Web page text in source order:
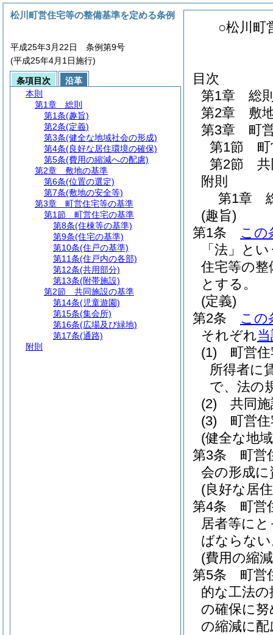
○松川町
目次
第1章
総
第2章
敷
第3章
町
第1節
第2節
附則
第1章
(趣旨)
第1条
この
「法」と
住宅等の
とする。
(定義)
第2条
この
それぞれ
(1)
町営
所得者に
で、法の
(2)
共同
(3)
町営
(健全な地
第3条
町営
会の形成
(良好な居
第4条
町営
居者等に
ばならな
(費用の縮
第5条
町営
的な工法
の確保に
の縮減に
松川町営住宅等の整備基準を定める条例
平成25年3月22日 条例第9号
(平成25年4月1日施行)
条項目次
沿革
本則
第1章
総則
第1条(趣旨)
第2条(定義)
第3条(健全な地域社会の形成)
第4条(良好な居住環境の確保)
第5条(費用の縮減への配慮)
第2章
敷地の基準
第6条(位置の選定)
第7条(敷地の安全等)
第3章
町営住宅等の基準
第1節
町営住宅の基準
第8条(住棟等の基準)
第9条(住宅の基準)
第10条(住戸の基準)
第11条(住戸内の各部)
第12条(共用部分)
第13条(附帯施設)
第2節
共同施設の基準
第14条(児童遊園)
第15条(集会所)
第16条(広場及び緑地)
第17条(通路)
附則